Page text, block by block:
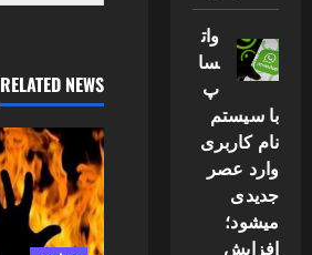
RELATED NEWS
وات
سا
پ
با سیستم
نام کاربری
وارد عصر
جدیدی
میشود؛
افزایش